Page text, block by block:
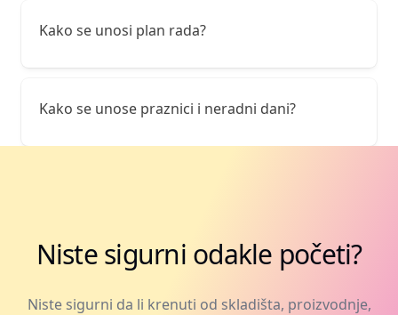
Kako se unosi plan rada?
Kako se unose praznici i neradni dani?
Niste sigurni odakle početi?
Niste sigurni da li krenuti od skladišta, proizvodnje,